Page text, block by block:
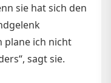
sie hat sich den
plane ich nicht
sagt sie.